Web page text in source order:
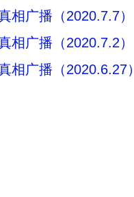
相广播（2020.7.7）
相广播（2020.7.2）
相广播（2020.6.27）